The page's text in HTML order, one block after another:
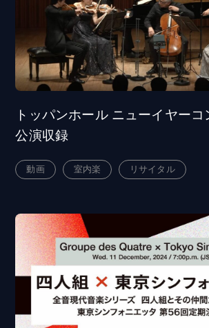
トッパンホール ニューイヤー
公演収録
動画 室内楽 リサイタル